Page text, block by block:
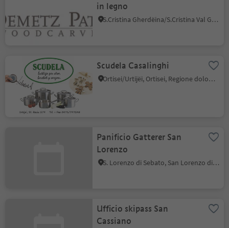
in legno
S.Cristina Gherdëina/S.Cristina Val Gardena, Santa Cristina Val Gardena, Regione dolomitica Val Gardena
Scudela Casalinghi
Ortisei/Urtijëi, Ortisei, Regione dolomitica Val Gardena
Panificio Gatterer San
Lorenzo
S. Lorenzo di Sebato, San Lorenzo di Sebato, Regione dolomitica Plan de Corones
Ufficio skipass San
Cassiano